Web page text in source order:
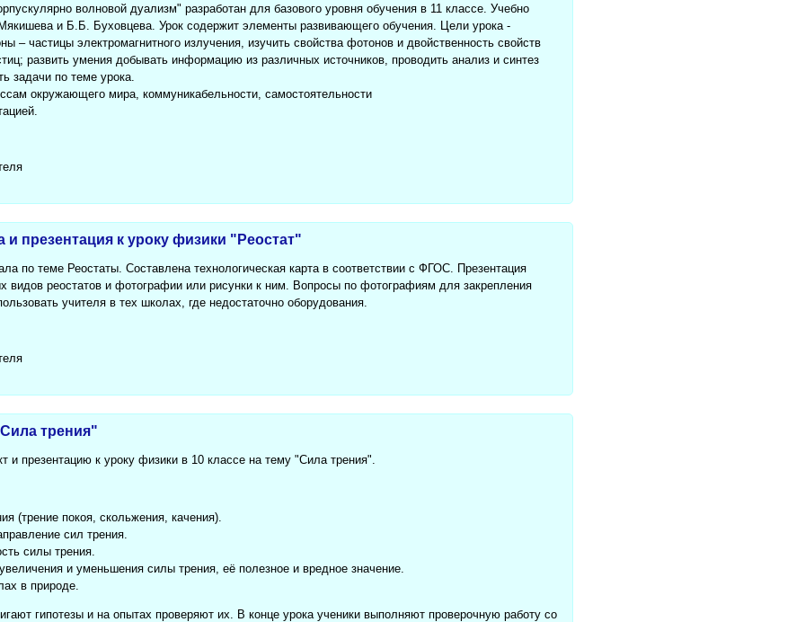
волновой дуализм" разработан для базового уровня обучения в 11 классе. Учебно
и Б.Б. Буховцева. Урок содержит элементы развивающего обучения. Цели урока -
– частицы электромагнитного излучения, изучить свойства фотонов и двойственность свойств
развить умения добывать информацию из различных источников, проводить анализ и синтез
задачи по теме урока.
окружающего мира, коммуникабельности, самостоятельности
и презентация к уроку физики "Реостат"
по теме Реостаты. Составлена технологическая карта в соответствии с ФГОС. Презентация
видов реостатов и фотографии или рисунки к ним. Вопросы по фотографиям для закрепления
учителя в тех школах, где недостаточно оборудования.
трения"
и презентацию к уроку физики в 10 классе на тему "Сила трения".
(трение покоя, скольжения, качения).
сил трения.
силы трения.
и уменьшения силы трения, её полезное и вредное значение.
в природе.
гипотезы и на опытах проверяют их. В конце урока ученики выполняют проверочную работу со